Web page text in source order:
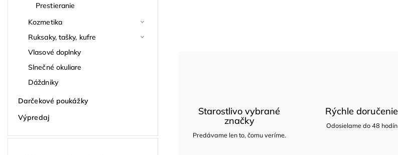
Prestieranie
Kozmetika
Ruksaky, tašky, kufre
Vlasové doplnky
Slnečné okuliare
Dáždniky
Darčekové poukážky
Výpredaj
Starostlivo vybrané
značky
Predávame len to, čomu veríme.
Rýchle doručenie
Odosielame do 48 hodín